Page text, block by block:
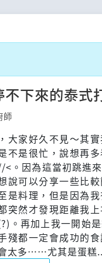
下來的泰式
師
大家好久不見～其
不是很忙，說想再
。因為這當初跳進
說可以分享一些比
是料理，但是因為
突然才發現距離我
。再加上我一開始
殘都一定會成功的
太多……尤其是蛋糕